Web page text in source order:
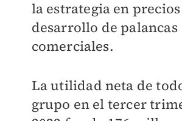
la estrategia en
desarrollo de palancas
comerciales.
La utilidad neta de
grupo en el tercer